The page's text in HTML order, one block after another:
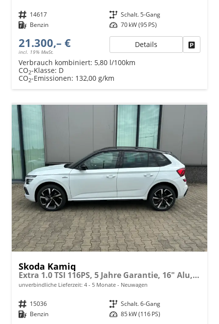
Fahrzeugnr. 14617 Getriebe Schalt. 5-Gang
Kraftstoff Benzin Leistung 70 kW (95 PS)
21.300,– €
incl. 19% MwSt.
Details
Verbrauch kombiniert: 5,80 l/100km
CO2-Klasse: D
CO2-Emissionen: 132,00 g/km
Skoda Kamiq
Extra 1.0 TSI 116PS, 5 Jahre Garantie, 16" Alu, Climatronic, Radio 8" + SmartLink, Parksensoren hinten, Rückfahrkamera, Sitzheizung, SunSet, Tempomat, Armlehne, NSW, LED-Scheinwerfer, Dachreling, Virtual Cockpit, Reserverad, M-Lederlenkrad, Easy Start
unverbindliche Lieferzeit: 4 - 5 Monate Neuwagen
Fahrzeugnr. 15036 Getriebe Schalt. 6-Gang
Kraftstoff Benzin Leistung 85 kW (116 PS)